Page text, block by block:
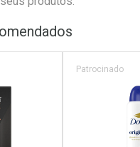
Patrocinado